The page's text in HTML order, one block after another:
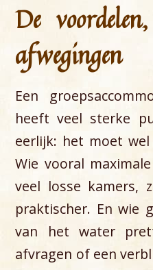
De
afwegingen
Een
heeft veel sterke
eerlijk: het moet
Wie vooral
veel losse kamers,
praktischer. En wie
van het water
afvragen of een